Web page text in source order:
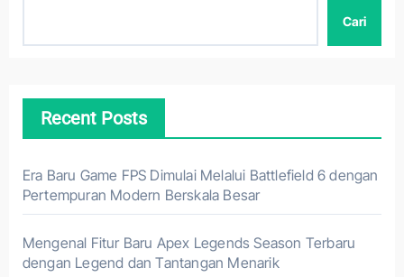
Cari
Recent Posts
Era Baru Game FPS Dimulai Melalui Battlefield 6 dengan
Pertempuran Modern Berskala Besar
Mengenal Fitur Baru Apex Legends Season Terbaru
dengan Legend dan Tantangan Menarik